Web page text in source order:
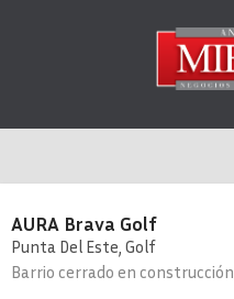
AURA Brava Golf
Punta Del Este Golf
Barrio cerrado en construcción